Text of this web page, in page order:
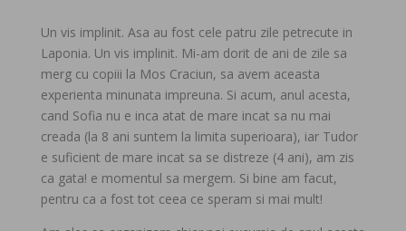
Un vis implinit. Asa au fost cele patru zile petrecute in
Laponia. Un vis implinit. Mi-am dorit de ani de zile sa
merg cu copiii la Mos Craciun, sa avem aceasta
experienta minunata impreuna. Si acum, anul acesta,
cand Sofia nu e inca atat de mare incat sa nu mai
creada (la 8 ani suntem la limita superioara), iar Tudor
e suficient de mare incat sa se distreze (4 ani), am zis
ca gata! e momentul sa mergem. Si bine am facut,
pentru ca a fost tot ceea ce speram si mai mult!